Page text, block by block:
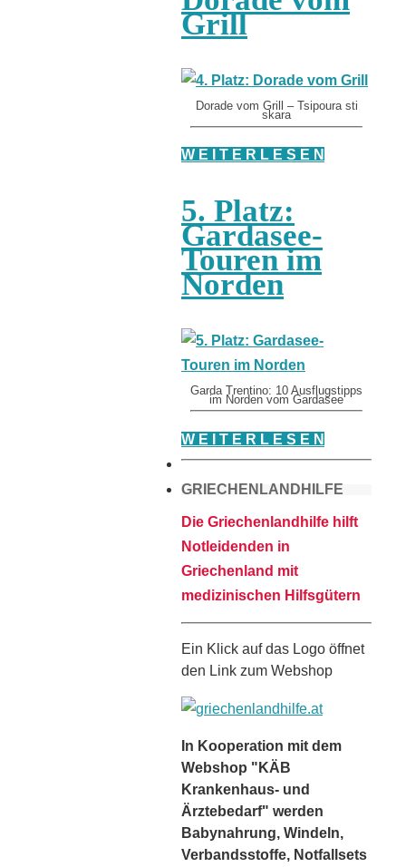
Grill
Dorade vom Grill – Tsipoura sti
skara
W E I T E R L E S E N
5. Platz:
Gardasee-
Touren im
Norden
Garda Trentino: 10 Ausflugstipps
im Norden vom Gardasee
W E I T E R L E S E N
GRIECHENLANDHILFE
Die Griechenlandhilfe hilft
Notleidenden in
Griechenland mit
medizinischen Hilfsgütern
Ein Klick auf das Logo öffnet
den Link zum Webshop
In Kooperation mit dem
Webshop "KÄB
Krankenhaus- und
Ärztebedarf" werden
Babynahrung, Windeln,
Verbandsstoffe, Notfallsets